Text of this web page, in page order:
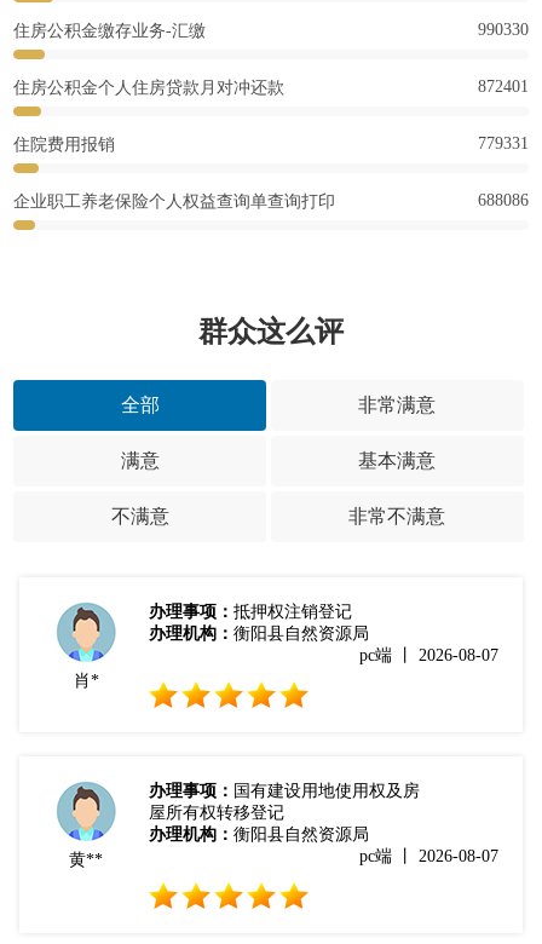
住房公积金缴存业务-汇缴 990330
住房公积金个人住房贷款月对冲还款 872401
住院费用报销 779331
企业职工养老保险个人权益查询单查询打印 688086
群众这么评
全部 非常满意
满意 基本满意
不满意 非常不满意